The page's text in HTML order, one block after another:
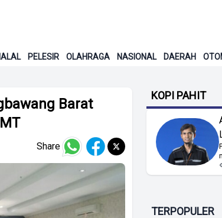
PELESIR OLAHRAGA NASIONAL DAERAH
Barat
Share
KOPI PAHIT
TERPOPULER